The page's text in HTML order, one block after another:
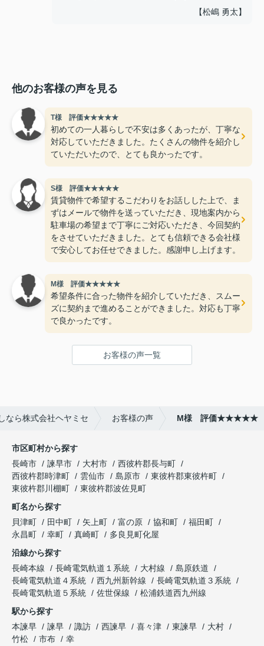
【松嶋 勇太】
他のお客様の声を見る
T様 評価★★★★★
初めての一人暮らしで不安は多くあったが、丁寧な
対応していただきました。たくさんの物件を紹介し
ていただいたので、とても良かったです。
S様 評価★★★★★
賃貸物件で希望するこだわりをお話しした上で、ま
ずはメールで物件を送っていただき、現地案内から
駐車場の希望まで丁寧にご対応いただき、今回契約
をさせていただきました。とても信頼できる会社様
で安心してお任せできました。感謝申し上げます。
M様 評価★★★★★
希望条件に合った物件を紹介していただき、スムー
ズに契約まで進めることができました。対応も丁寧
で良かったです。
お客様の声一覧
なら株式会社ヘヤミセ お客様の声 M様 評価★★★★★
市区町村から探す
長崎市
諫早市 大村市
西彼杵郡長与町
西彼杵郡時津町
雲仙市 島原市
東彼杵郡東彼杵町
東彼杵郡川棚町
東彼杵郡波佐見町
町名から探す
貝津町
田中町 矢上町 富の原 協和町
福田町
永昌町
幸町 真崎町
多良見町化屋
沿線から探す
長崎本線
長崎電気軌道１系統 大村線
島原鉄道
長崎電気軌道４系統
西九州新幹線
長崎電気軌道３系統
長崎電気軌道５系統
佐世保線
松浦鉄道西九州線
駅から探す
本諫早
諫早 諏訪 西諫早 喜々津 東諫早
大村
竹松
市布 幸